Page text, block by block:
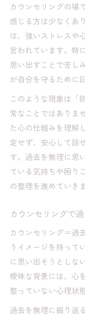
カウンセリングの場
感じる方は少なくあ
は、強いストレスや
言われています。特
思い出すことで苦し
が自分を守るために
このような現象は「
常なことではありま
た心の仕組みを理解
定せず、安心して話
す。過去を無理に思
ている気持ちや困り
の整理を進めていき
カウンセリングで
カウンセリング＝過
うイメージを持って
に思い出そうとしな
曖昧な背景には、心
整っていない心理状
過去を無理に振り返